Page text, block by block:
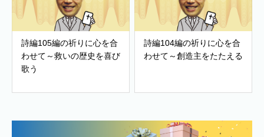
詩編105編の祈りに心を合
わせて～救いの歴史を喜び
歌う
詩編104編の祈りに心を合
わせて～創造主をたたえる